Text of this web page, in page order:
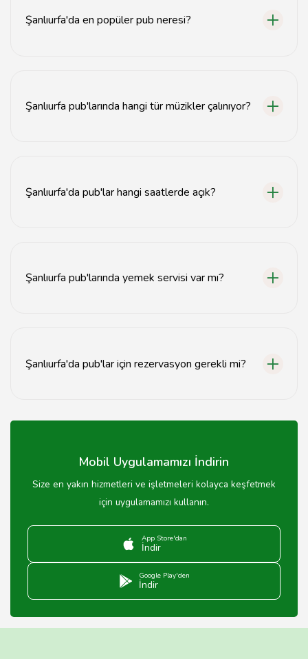
Şanlıurfa'da en popüler pub neresi?
Şanlıurfa pub'larında hangi tür müzikler çalınıyor?
Şanlıurfa'da pub'lar hangi saatlerde açık?
Şanlıurfa pub'larında yemek servisi var mı?
Şanlıurfa'da pub'lar için rezervasyon gerekli mi?
genellikle rezervasyonsuz da giriş yapılabilir.
Mobil Uygulamamızı İndirin
Size en yakın hizmetleri ve işletmeleri kolayca keşfetmek
için uygulamamızı kullanın.
App Store'dan
İndir
Google Play'den
İndir